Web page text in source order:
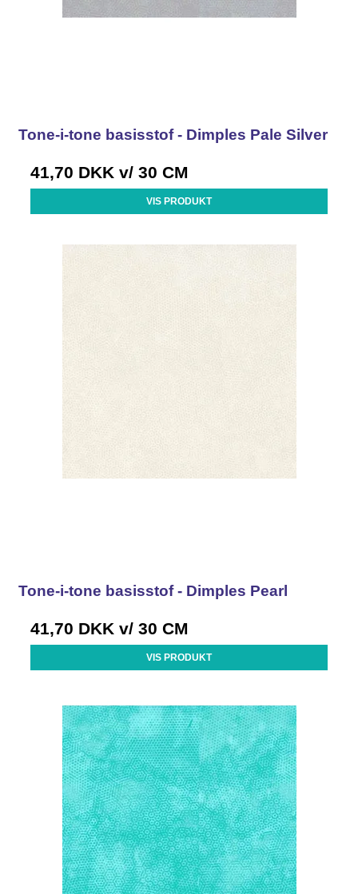
Tone-i-tone basisstof - Dimples Pale Silver
41,70 DKK v/ 30 CM
VIS PRODUKT
Tone-i-tone basisstof - Dimples Pearl
41,70 DKK v/ 30 CM
VIS PRODUKT